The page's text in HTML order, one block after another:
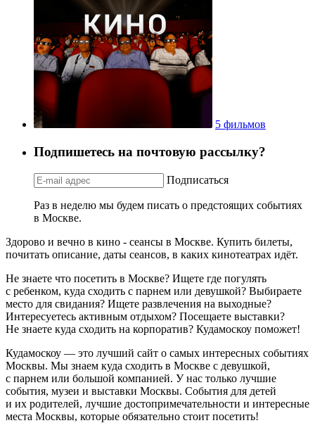
5 фильмов
Подпишетесь на почтовую рассылку?
Подписаться
Раз в неделю мы будем писать о предстоящих событиях
в Москве.
Здорово и вечно в кино - сеансы в Москве. Купить билеты,
почитать описание, даты сеансов, в каких кинотеатрах идёт.
Не знаете что посетить в Москве? Ищете где погулять
с ребенком, куда сходить с парнем или девушкой? Выбираете
место для свидания? Ищете развлечения на выходные?
Интересуетесь активным отдыхом? Посещаете выставки?
Не знаете куда сходить на корпоратив? Кудамоскоу поможет!
Кудамоскоу — это лучший сайт о самых интересных событиях
Москвы. Мы знаем куда сходить в Москве с девушкой,
с парнем или большой компанией. У нас только лучшие
события, музеи и выставки Москвы. События для детей
и их родителей, лучшие достопримечательности и интересные
места Москвы, которые обязательно стоит посетить!